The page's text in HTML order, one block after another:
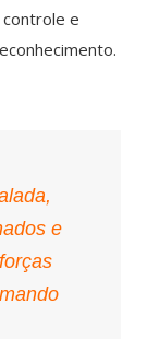
e
e